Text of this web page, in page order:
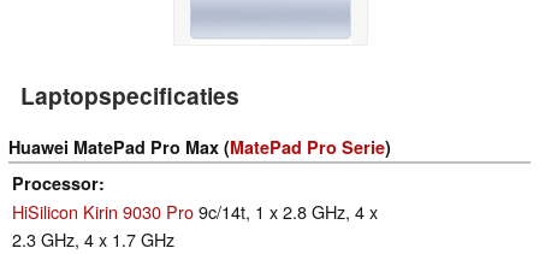
Laptopspecificaties
Huawei MatePad Pro Max (MatePad Pro Serie)
Processor
HiSilicon Kirin 9030 Pro9c/14t, 1 x 2.8 GHz, 4 x
2.3 GHz, 4 x 1.7 GHz